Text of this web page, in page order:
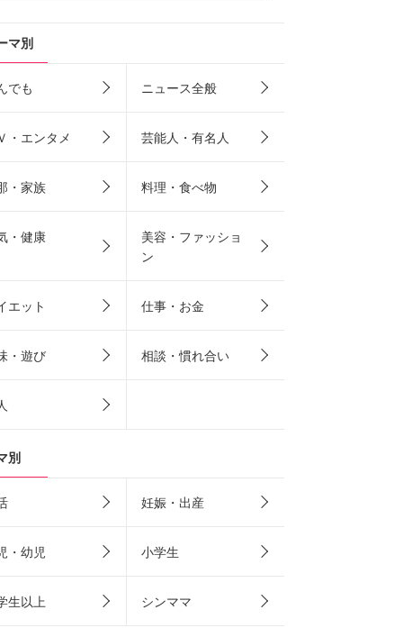
マ別
でも ニュース全般
・エンタメ 芸能人・有名人
・家族 料理・食べ物
・健康
美容・ファッショ
ン
エット 仕事・お金
・遊び 相談・慣れ合い
別
妊娠・出産
・幼児 小学生
生以上 シンママ